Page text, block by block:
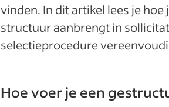
vinden. In dit artikel lees je
structuur aanbrengt in
selectieprocedure
Hoe voer je een